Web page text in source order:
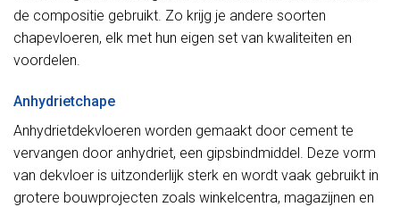
de compositie gebruikt. Zo krijg je andere soorten
chapevloeren, elk met hun eigen set van kwaliteiten en
voordelen.
Anhydrietchape
Anhydrietdekvloeren worden gemaakt door cement te
vervangen door anhydriet, een gipsbindmiddel. Deze vorm
van dekvloer is uitzonderlijk sterk en wordt vaak gebruikt in
grotere bouwprojecten zoals winkelcentra, magazijnen en